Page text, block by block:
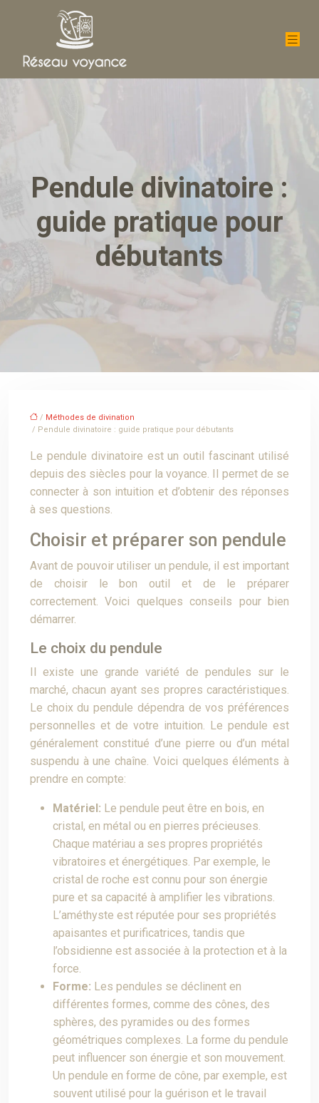
Pendule divinatoire :
guide pratique pour
débutants
/ Méthodes de divination
/ Pendule divinatoire : guide pratique pour débutants
Le pendule divinatoire est un outil fascinant utilisé
depuis des siècles pour la voyance. Il permet de se
connecter à son intuition et d’obtenir des réponses
à ses questions.
Choisir et préparer son pendule
Avant de pouvoir utiliser un pendule, il est important
de choisir le bon outil et de le préparer
correctement. Voici quelques conseils pour bien
démarrer.
Le choix du pendule
Il existe une grande variété de pendules sur le
marché, chacun ayant ses propres caractéristiques.
Le choix du pendule dépendra de vos préférences
personnelles et de votre intuition. Le pendule est
généralement constitué d’une pierre ou d’un métal
suspendu à une chaîne. Voici quelques éléments à
prendre en compte:
Matériel: Le pendule peut être en bois, en
cristal, en métal ou en pierres précieuses.
Chaque matériau a ses propres propriétés
vibratoires et énergétiques. Par exemple, le
cristal de roche est connu pour son énergie
pure et sa capacité à amplifier les vibrations.
L’améthyste est réputée pour ses propriétés
apaisantes et purificatrices, tandis que
l’obsidienne est associée à la protection et à la
force.
Forme: Les pendules se déclinent en
différentes formes, comme des cônes, des
sphères, des pyramides ou des formes
géométriques complexes. La forme du pendule
peut influencer son énergie et son mouvement.
Un pendule en forme de cône, par exemple, est
souvent utilisé pour la guérison et le travail